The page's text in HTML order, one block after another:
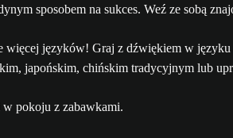
sposobem na sukces. Weź ze sobą
więcej języków! Graj z dźwiękiem w
japońskim, chińskim tradycyjnym lub